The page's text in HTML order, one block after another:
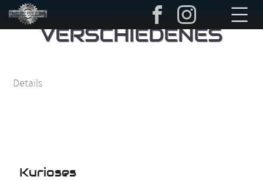
Navigation
überspringen
VERSCHIEDENES
Details
Navigation
Kurioses